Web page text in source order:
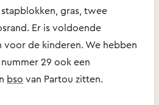
gras, twee
Er is voldoende
voor de kinderen. We hebben
29 ook een
bso van Partou zitten.